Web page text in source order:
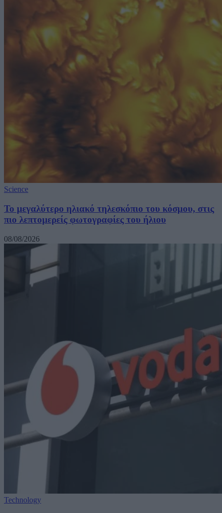
Science
Το μεγαλύτερο ηλιακό τηλεσκόπιο του κόσμου, στις
πιο λεπτομερείς φωτογραφίες του ήλιου
08/08/2026
Technology